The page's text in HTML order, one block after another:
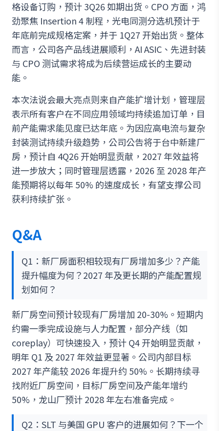
格设备订购，预计 3Q26 如期出货。CPO 方面，鸿
劲聚焦 Insertion 4 制程，光电同测分选机预计于
年底前完成规格定案，并于 1Q27 开始出货。整体
而言，公司各产品线进展顺利，AI ASIC、先进封装
与 CPO 测试需求将成为后续营运成长的主要动
能。
本次法说会最大亮点则来自产能扩增计划，管理层
表示所有客户在不同应用领域均持续追加订单，目
前产能需求能见度已达年底。为因应高电流与复杂
封装测试持续升级趋势，公司公告将于台中新建厂
房，预计自 4Q26 开始明显贡献，2027 年效益将
进一步放大；同时管理层透露，2026 至 2028 年产
能预期将以每年 50% 的速度成长，有望支撑公司
获利持续扩张。
Q&A
Q1：新厂房面积相较现有厂房增加多少？产能
提升幅度为何？2027 年及更长期的产能配置规
划如何？
新厂房空间预计较现有厂房增加 20-30%。短期内
约需一季完成设施与人力配置，部分产线（如
coreplay）可快速投入，预计 Q4 开始明显贡献，
明年 Q1 及 2027 年效益更显著。公司内部目标
2027 年产能较 2026 年提升约 50%。长期持续寻
找附近厂房空间，目标厂房空间及产能年增约
50%，龙山厂预计 2028 年左右准备完成。
Q2：SLT 与美国 GPU 客户的进展如何？下一个